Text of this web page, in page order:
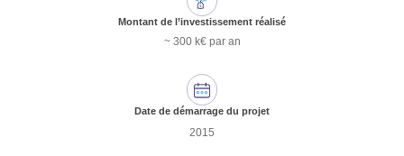
Montant de l’investissement réalisé
~ 300 k€ par an
Date de démarrage du projet
2015